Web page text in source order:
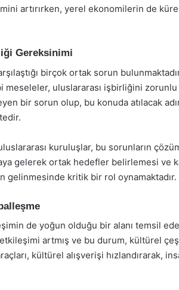
artırırken, yerel ekonomilerin de
Gereksinimi
birçok ortak sorun
uluslararası işbirliğini zorunlu
bir sorun olup, bu konuda atılacak
kuruluşlar, bu sorunların
gelerek ortak hedefler belirlemesi ve
gelinmesinde kritik bir rol oynamaktadır.
de yoğun olduğu bir alanı temsil
artmış ve bu durum, kültürel
kültürel alışverişi hızlandırarak,